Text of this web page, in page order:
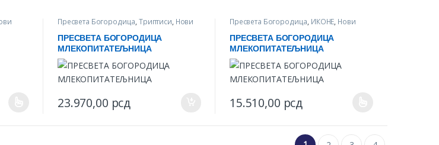
5.640,00 рсд through 15.510,00 рсд
The options may be chosen on the product page
Пресвета Богородица,Триптиси, Нови
производи
ПРЕСВЕТА БОГОРОДИЦА
МЛЕКОПИТАТЕЉНИЦА
23.970,00 рсд
Пресвета Богородица, ИКОНЕ, Нови
производи
ПРЕСВЕТА БОГОРОДИЦА
МЛЕКОПИТАТЕЉНИЦА
15.510,00 рсд
This product has multiple variants. The options may